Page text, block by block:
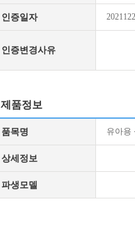
인증일자
인증변경사유
제품정보
품목명 유아용
상세정보
파생모델